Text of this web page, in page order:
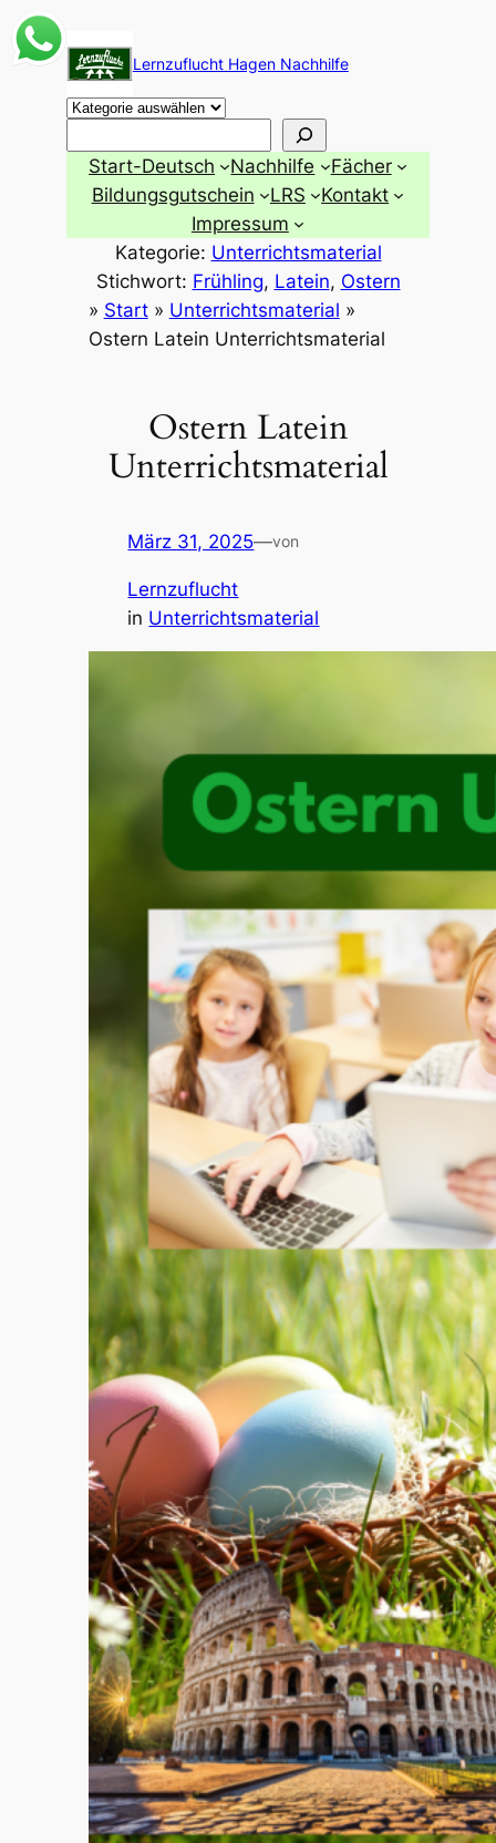
Zum
Inhalt
springen
Lernzuflucht Hagen Nachhilfe
Start-Deutsch Nachhilfe
Fächer
Bildungsgutschein
LRS
Kontakt
Impressum
Kategorie: Unterrichtsmaterial
Stichwort: Frühling, Latein, Ostern
» Start» Unterrichtsmaterial »
Ostern Latein Unterrichtsmaterial
Ostern Latein
Unterrichtsmaterial
März 31, 2025—von
Lernzuflucht
in Unterrichtsmaterial